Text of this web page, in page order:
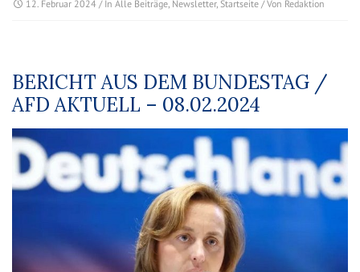
12. Februar 2024 / In Alle Beiträge Newsletter, Startseite / Von Redaktion
BERICHT AUS DEM BUNDESTAG /
AFD AKTUELL – 08.02.2024